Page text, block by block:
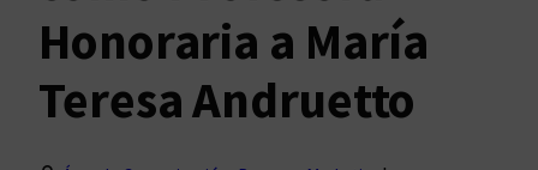
Honoraria a María
Teresa Andruetto